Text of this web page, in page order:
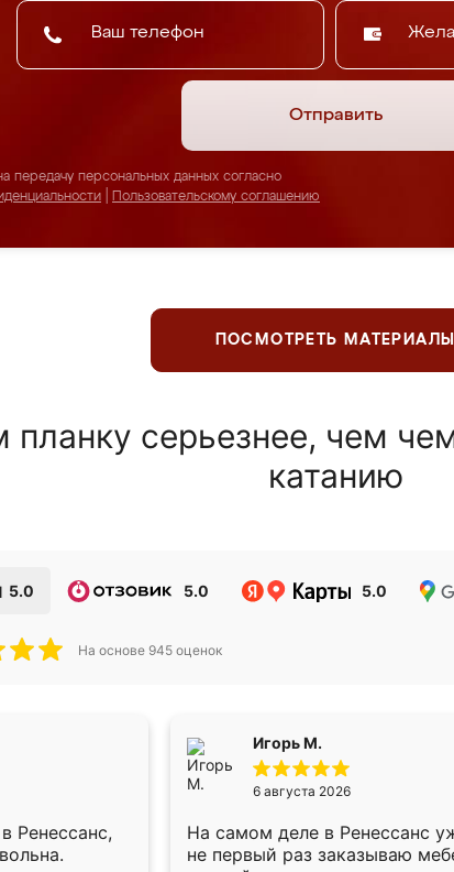
Отправить
передачу персональных данных согласно
Пользовательскому соглашению
ПОСМОТРЕТЬ МАТЕРИАЛЫ
серьезнее, чем
катанию
5.0 5.0 5.0
На основе 945 оценок
Ренессанс,
Игорь М.
6 августа 2026
На самом деле в Ренессанс
не первый раз заказываю